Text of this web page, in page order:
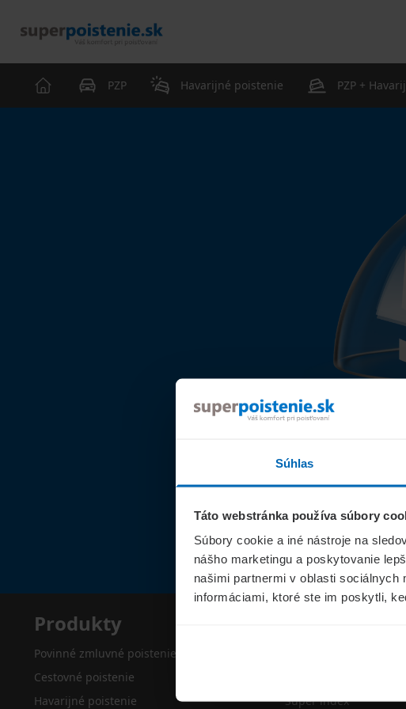
Súhlas
Táto webstránka používa súbory
Súbory cookie a iné nástroje na
nášho marketingu a poskytovanie
našimi partnermi v oblasti
informáciami, ktoré ste im poskytli,
PZP Havarijné poistenie PZP +
Produkty
Povinné zmluvné poistenie
Cestovné poistenie
Havarijné poistenie
Super index